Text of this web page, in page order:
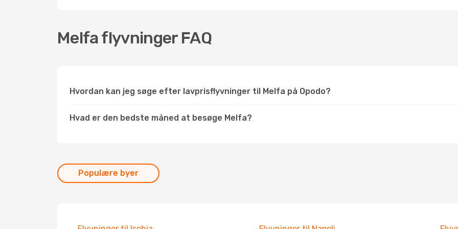
Melfa flyvninger FAQ
Hvordan kan jeg søge efter lavprisflyvninger til Melfa på Opodo?
Hvad er den bedste måned at besøge Melfa?
Populære byer